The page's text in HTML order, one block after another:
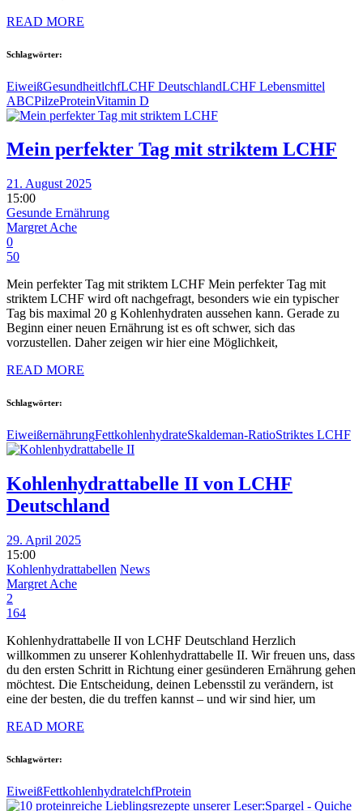
READ MORE
Schlagwörter:
EiweißGesundheitlchfLCHF DeutschlandLCHF Lebensmittel
ABCPilzeProteinVitamin D
Mein perfekter Tag mit striktem LCHF
21. August 2025
15:00
Gesunde Ernährung
Margret Ache
0
50
Mein perfekter Tag mit striktem LCHF Mein perfekter Tag mit
striktem LCHF wird oft nachgefragt, besonders wie ein typischer
Tag bis maximal 20 g Kohlenhydraten aussehen kann. Gerade zu
Beginn einer neuen Ernährung ist es oft schwer, sich das
vorzustellen. Daher zeigen wir hier eine Möglichkeit,
READ MORE
Schlagwörter:
EiweißernährungFettkohlenhydrateSkaldeman-RatioStriktes LCHF
Kohlenhydrattabelle II von LCHF
Deutschland
29. April 2025
15:00
Kohlenhydrattabellen News
Margret Ache
2
164
Kohlenhydrattabelle II von LCHF Deutschland Herzlich
willkommen zu unserer Kohlenhydrattabelle II. Wir freuen uns, dass
du den ersten Schritt in Richtung einer gesünderen Ernährung gehen
möchtest. Die Entscheidung, deinen Lebensstil zu verändern, ist
eine der besten, die du treffen kannst – und wir sind hier, um
READ MORE
Schlagwörter:
EiweißFettkohlenhydratelchfProtein